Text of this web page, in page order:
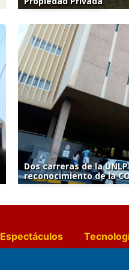
Dos carreras de la
reconocimiento de la
Espectáculos